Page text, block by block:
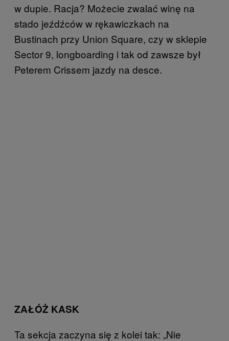
w dupie. Racja? Możecie zwalać winę na
stado jeźdźców w rękawiczkach na
Bustinach przy Union Square, czy w sklepie
Sector 9, longboarding i tak od zawsze był
Peterem Crissem jazdy na desce.
ZAŁÓŻ KASK
Ta sekcja zaczyna się z kolei tak: „Nie